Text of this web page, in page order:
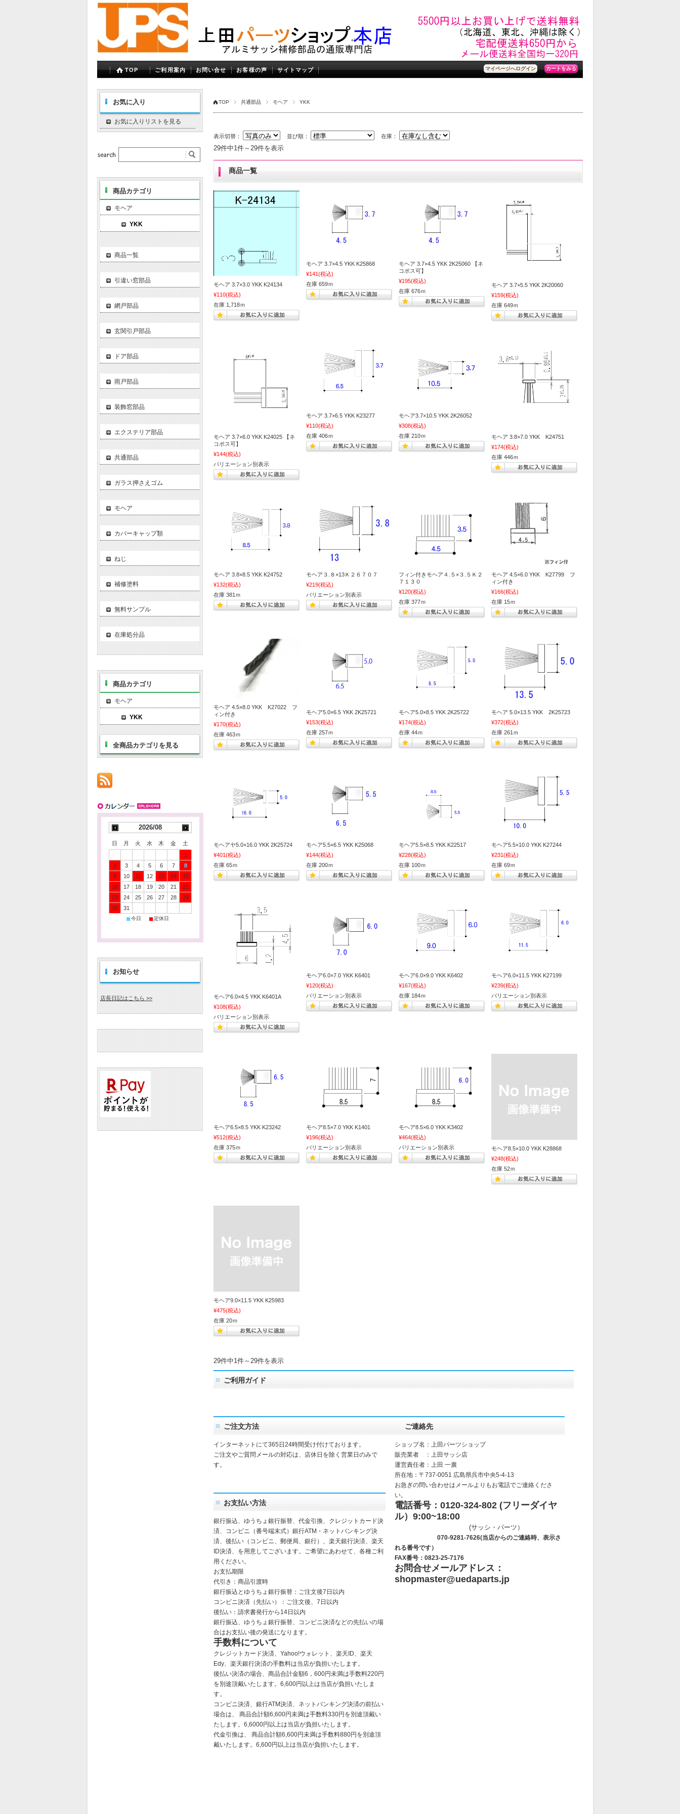
マイページへログイン カートをみる
TOP ご利用案内 お問い合せ お客様の声 サイトマップ
TOP 共通部品 モヘア YKK
表示切替： 並び順： 在庫：
29件中1件～29件を表示
商品一覧
モヘア 3.7×3.0 YKK K24134
¥110(税込)
在庫 1,718ｍ
モヘア 3.7×4.5 YKK K25868
¥141(税込)
在庫 659ｍ
モヘア 3.7×4.5 YKK 2K25060 【ネ
コポス可】
¥195(税込)
在庫 676ｍ
モヘア 3.7×5.5 YKK 2K20060
¥159(税込)
在庫 649ｍ
モヘア 3.7×6.0 YKK K24025 【ネ
コポス可】
¥144(税込)
バリエーション別表示
モヘア 3.7×6.5 YKK K23277
¥110(税込)
在庫 406ｍ
モヘア3.7×10.5 YKK 2K26052
¥308(税込)
在庫 210ｍ
モヘア 3.8×7.0 YKK K24751
¥174(税込)
在庫 446ｍ
モヘア 3.8×8.5 YKK K24752
¥132(税込)
在庫 381ｍ
モヘア３.８×13Ｋ２６７０７
¥219(税込)
バリエーション別表示
フィン付きモヘア４.５×３.５Ｋ２
７１３０
¥120(税込)
在庫 377ｍ
モヘア 4.5×6.0 YKK K27799 フ
ィン付き
¥166(税込)
在庫 15ｍ
モヘア 4.5×8.0 YKK K27022 フ
ィン付き
¥170(税込)
在庫 463ｍ
モヘア5.0×6.5 YKK 2K25721
¥153(税込)
在庫 257ｍ
モヘア5.0×8.5 YKK 2K25722
¥174(税込)
在庫 44ｍ
モヘア 5.0×13.5 YKK 2K25723
¥372(税込)
在庫 261ｍ
モヘアヤ5.0×16.0 YKK 2K25724
¥401(税込)
在庫 65ｍ
モヘア5.5×6.5 YKK K25068
¥144(税込)
在庫 200ｍ
モヘア5.5×8.5 YKK K22517
¥228(税込)
在庫 100ｍ
モヘア5.5×10.0 YKK K27244
¥231(税込)
在庫 69ｍ
モヘア6.0×4.5 YKK K6401A
¥108(税込)
バリエーション別表示
モヘア6.0×7.0 YKK K6401
¥120(税込)
バリエーション別表示
モヘア6.0×9.0 YKK K6402
¥167(税込)
在庫 184ｍ
モヘア6.0×11.5 YKK K27199
¥239(税込)
バリエーション別表示
モヘア6.5×8.5 YKK K23242
¥512(税込)
在庫 375ｍ
モヘア8.5×7.0 YKK K1401
¥196(税込)
バリエーション別表示
モヘア8.5×6.0 YKK K3402
¥464(税込)
バリエーション別表示
モヘア8.5×10.0 YKK K28868
¥248(税込)
在庫 52ｍ
モヘア9.0×11.5 YKK K25983
¥475(税込)
在庫 20ｍ
29件中1件～29件を表示
ご利用ガイド
ご注文方法
インターネットにて365日24時間受け付けております。
ご注文やご質問メールの対応は、店休日を除く営業日のみで
す。
お支払い方法
銀行振込、ゆうちょ銀行振替、代金引換、クレジットカード決
済、コンビニ（番号端末式）銀行ATM・ネットバンキング決
済、後払い（コンビニ、郵便局、銀行）、楽天銀行決済、楽天
ID決済、を用意してございます。ご希望にあわせて、各種ご利
用ください。
お支払期限
代引き：商品引渡時
銀行振込とゆうちょ銀行振替：ご注文後7日以内
コンビニ決済（先払い）：ご注文後、7日以内
後払い：請求書発行から14日以内
銀行振込、ゆうちょ銀行振替、コンビニ決済などの先払いの場
合はお支払い後の発送になります。
手数料について
クレジットカード決済、Yahoo!ウォレット、楽天ID、楽天
Edy、楽天銀行決済の手数料は当店が負担いたします。
後払い決済の場合、商品合計金額6，600円未満は手数料220円
を別途頂戴いたします。6,600円以上は当店が負担いたしま
す。
コンビニ決済、銀行ATM決済、ネットバンキング決済の前払い
場合は、 商品合計額6,600円未満は手数料330円を別途頂戴い
たします。6,6000円以上は当店が負担いたします。
代金引換は、 商品合計額6,600円未満は手数料880円を別途頂
戴いたします。6,600円以上は当店が負担いたします。
ご連絡先
ショップ名：上田パーツショップ
販売業者 ：上田サッシ店
運営責任者：上田 一廣
所在地：〒737-0051 広島県呉市中央5-4-13
お急ぎの問い合わせはメールよりもお電話でご連絡くださ
い。
電話番号：0120-324-802 (フリーダイヤ
ル）9:00~18:00
(サッシ・パーツ）
070-9281-7626(当店からのご連絡時、表示さ
れる番号です）
FAX番号：0823-25-7176
お問合せメールアドレス：
shopmaster@uedaparts.jp
お気に入り
お気に入りリストを見る
商品カテゴリ
モヘア
YKK
商品一覧
引違い窓部品
網戸部品
玄関引戸部品
ドア部品
雨戸部品
装飾窓部品
エクステリア部品
共通部品
ガラス押さえゴム
モヘア
カバーキャップ類
ねじ
補修塗料
無料サンプル
在庫処分品
商品カテゴリ
モヘア
YKK
全商品カテゴリを見る
2026/08
日 月 火 水 木 金
土
1
2
3 4 5 6 7
8
9
10 11 12 13 14
15
16
17 18 19 20 21
22
23
24 25 26 27 28
29
30
31
■今日 ■定休日
お知らせ
店長日記はこちら >>